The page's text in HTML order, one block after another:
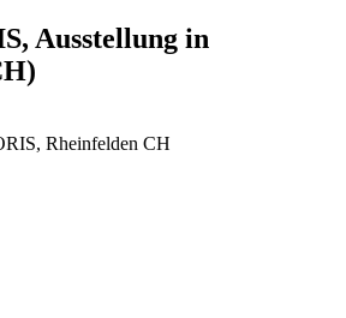
Ausstellung in
Rheinfelden CH